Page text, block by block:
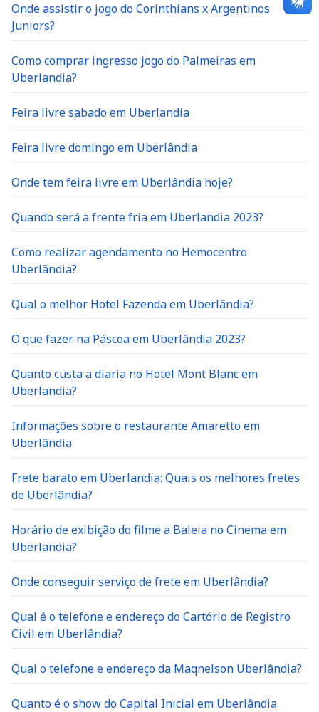
Onde assistir o jogo do Corinthians x Argentinos
Juniors?
Como comprar ingresso jogo do Palmeiras em
Uberlandia?
Feira livre sabado em Uberlandia
Feira livre domingo em Uberlândia
Onde tem feira livre em Uberlândia hoje?
Quando será a frente fria em Uberlandia 2023?
Como realizar agendamento no Hemocentro
Uberlãndia?
Qual o melhor Hotel Fazenda em Uberlândia?
O que fazer na Páscoa em Uberlândia 2023?
Quanto custa a diaria no Hotel Mont Blanc em
Uberlandia?
Informações sobre o restaurante Amaretto em
Uberlândia
Frete barato em Uberlandia: Quais os melhores fretes
de Uberlândia?
Horário de exibição do filme a Baleia no Cinema em
Uberlandia?
Onde conseguir serviço de frete em Uberlândia?
Qual é o telefone e endereço do Cartório de Registro
Civil em Uberlândia?
Qual o telefone e endereço da Maqnelson Uberlândia?
Quanto é o show do Capital Inicial em Uberlândia